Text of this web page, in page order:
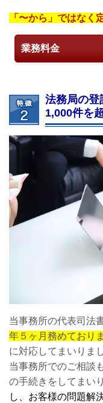
「〜から」ではなく
業務料金
法務局の登
1,000件を
当事務所の代表司法
年５ヶ月務めており
に対応してまいりま
当事務所でのご相談
の手続きをしてまい
し、お客様の問題解